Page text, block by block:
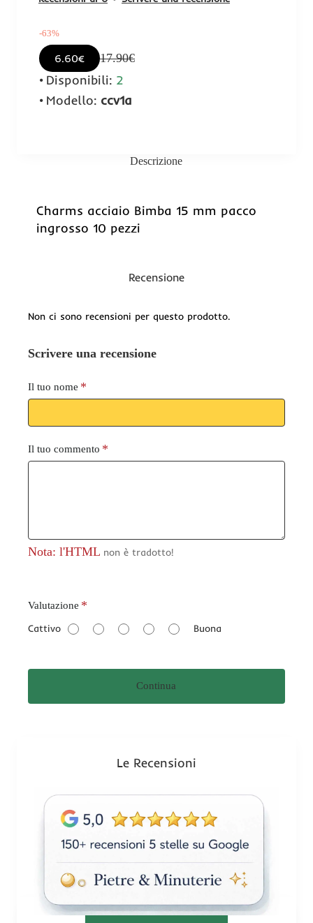
-63%
-63%
6.60€ 17.90€
Disponibili: 2
Modello: ccv1a
Descrizione
Charms acciaio Bimba 15 mm pacco
ingrosso 10 pezzi
Recensione
Non ci sono recensioni per questo prodotto.
Scrivere una recensione
Il tuo nome
Il tuo commento
Nota: l'HTML non è tradotto!
V
l
t
z
Valutazione
Cattivo Buona
Continua
Le Recensioni